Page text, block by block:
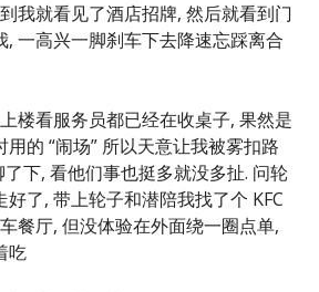
我就看见了酒店招牌, 然后就看到门
, 一高兴一脚刹车下去降速忘踩离合
楼看服务员都已经在收桌子, 果然是
的 “闹场” 所以天意让我被雾扣路
了下, 看他们事也挺多就没多扯. 问轮
了, 带上轮子和潜陪我找了个 KFC
餐厅, 但没体验在外面绕一圈点单,
吃